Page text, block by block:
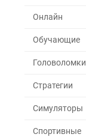
Онлайн
Обучающие
Головоломки
Стратегии
Симуляторы
Спортивные